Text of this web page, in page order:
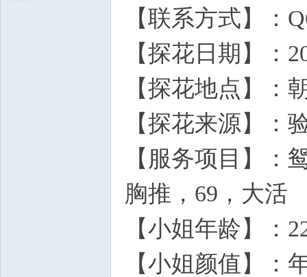
【联系方式】：
【探花日期】：
【探花地点】：
【探花来源】：
【服务项目】：
胸推，69，大活
【小姐年龄】：
【小姐颜值】：